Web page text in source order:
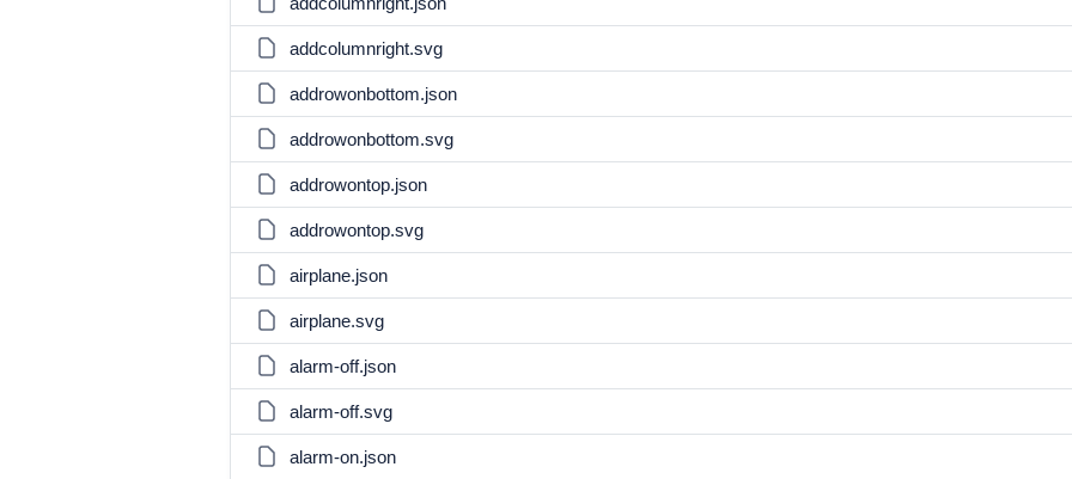
addcolumnright.svg
addrowonbottom.json
addrowonbottom.svg
addrowontop.json
addrowontop.svg
airplane.json
airplane.svg
alarm-off.json
alarm-off.svg
alarm-on.json